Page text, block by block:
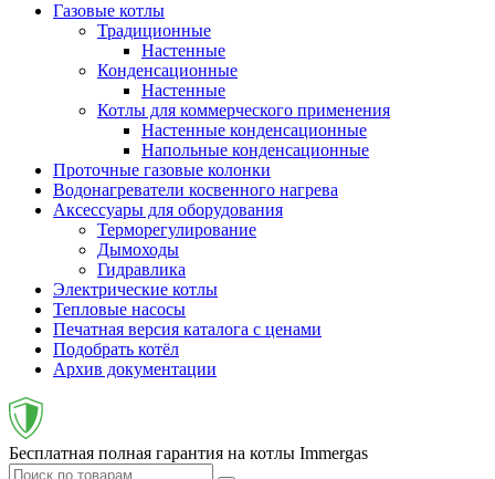
Газовые котлы
Традиционные
Настенные
Конденсационные
Настенные
Котлы для коммерческого применения
Настенные конденсационные
Напольные конденсационные
Проточные газовые колонки
Водонагреватели косвенного нагрева
Аксессуары для оборудования
Терморегулирование
Дымоходы
Гидравлика
Электрические котлы
Тепловые насосы
Печатная версия каталога с ценами
Подобрать котёл
Архив документации
Бесплатная полная гарантия на котлы Immergas